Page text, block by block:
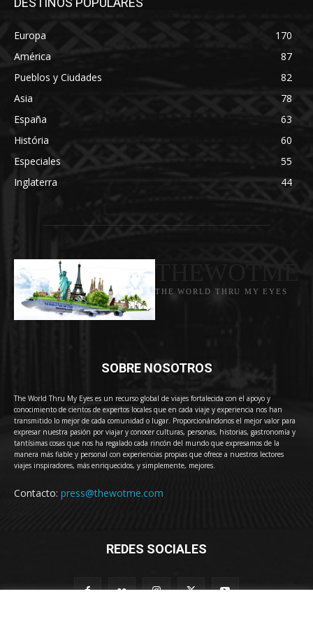
Europa
170
América
87
Pueblos y Ciudades
82
Asia
78
España
63
História
60
Especiales
55
Inglaterra
44
THE WORLD THRU MY EYES
SOBRE NOSOTROS
The World Thru My Eyes es un recurso global de viajes fortalecida con el apoyo y
conocimiento de cientos de expertos locales que en cada viaje y experiencia nos han
transmitido lo mejor de cada comunidad o lugar. Proporcionándonos el mejor valor para
expresar nuestra pasión por viajar y conocer culturas, personas, historias, gastronomía y
tantísimas cosas que nos ha regalado cada rincón del mundo que expresamos de la
manera más fiable y personal con experiencias propias que ofrece a nuestros lectores
viajes inspiradores, más enriquecidos, y simplemente, mejores.
Contacto: press@thewotme.com
REDES SOCIALES